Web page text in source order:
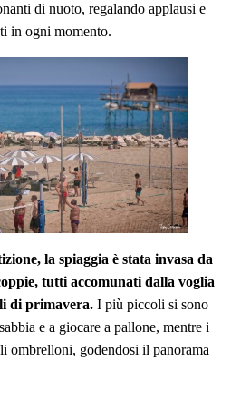
di nuoto, regalando applausi e
in ogni momento.
la spiaggia è stata invasa da
tutti accomunati dalla voglia
di primavera. I più piccoli si sono
e a giocare a pallone, mentre i
ombrelloni, godendosi il panorama